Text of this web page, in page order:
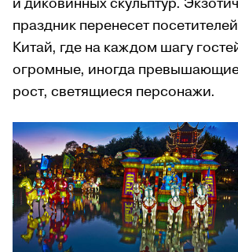
праздник перенесет
Китай, где на каждом шагу
огромные, иногда
рост, светящиеся персонажи.